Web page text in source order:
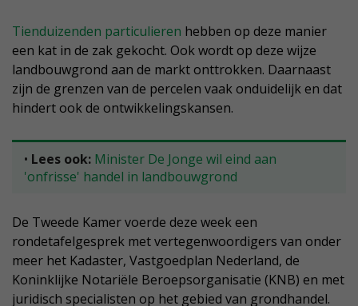
Tienduizenden particulieren hebben op deze manier
een kat in de zak gekocht. Ook wordt op deze wijze
landbouwgrond aan de markt onttrokken. Daarnaast
zijn de grenzen van de percelen vaak onduidelijk en dat
hindert ook de ontwikkelingskansen.
• Lees ook: Minister De Jonge wil eind aan
'onfrisse' handel in landbouwgrond
De Tweede Kamer voerde deze week een
rondetafelgesprek met vertegenwoordigers van onder
meer het Kadaster, Vastgoedplan Nederland, de
Koninklijke Notariële Beroepsorganisatie (KNB) en met
juridisch specialisten op het gebied van grondhandel.